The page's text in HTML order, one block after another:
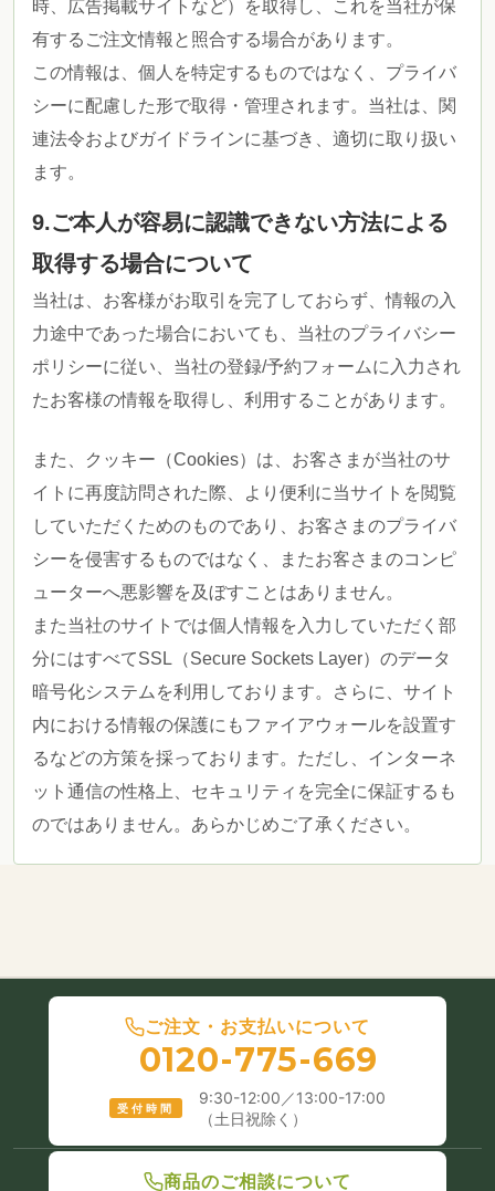
時、広告掲載サイトなど）を取得し、これを当社が保
有するご注文情報と照合する場合があります。
この情報は、個人を特定するものではなく、プライバ
シーに配慮した形で取得・管理されます。当社は、関
連法令およびガイドラインに基づき、適切に取り扱い
ます。
9.ご本人が容易に認識できない方法による
取得する場合について
当社は、お客様がお取引を完了しておらず、情報の入
力途中であった場合においても、当社のプライバシー
ポリシーに従い、当社の登録/予約フォームに入力され
たお客様の情報を取得し、利用することがあります。
また、クッキー（Cookies）は、お客さまが当社のサ
イトに再度訪問された際、より便利に当サイトを閲覧
していただくためのものであり、お客さまのプライバ
シーを侵害するものではなく、またお客さまのコンピ
ューターへ悪影響を及ぼすことはありません。
また当社のサイトでは個人情報を入力していただく部
分にはすべてSSL（Secure Sockets Layer）のデータ
暗号化システムを利用しております。さらに、サイト
内における情報の保護にもファイアウォールを設置す
るなどの方策を採っております。ただし、インターネ
ット通信の性格上、セキュリティを完全に保証するも
のではありません。あらかじめご了承ください。
ご注文・お支払いについて
0120-775-669
受付時間
9:30-12:00／13:00-17:00
（土日祝除く）
商品のご相談について